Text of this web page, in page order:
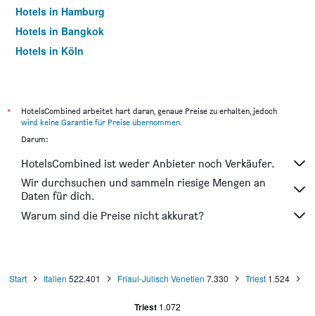
Hotels in Hamburg
Hotels in Bangkok
Hotels in Köln
*
HotelsCombined arbeitet hart daran, genaue Preise zu erhalten, jedoch
wird keine Garantie für Preise übernommen.
Darum:
HotelsCombined ist weder Anbieter noch Verkäufer.
Wir durchsuchen und sammeln riesige Mengen an
Daten für dich.
Warum sind die Preise nicht akkurat?
Start Italien 522.401 Friaul-Julisch Venetien 7.330 Triest 1.524
Triest 1.072